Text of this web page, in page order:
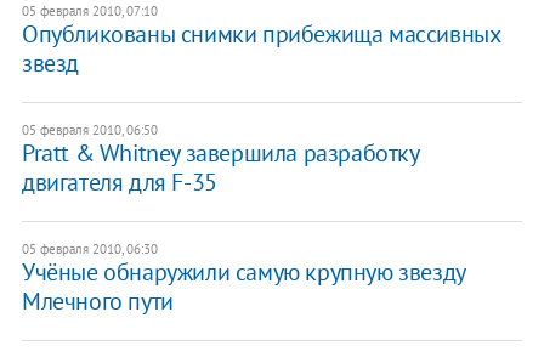
05 февраля 2010, 07:10
Опубликованы снимки прибежища массивных
звезд
05 февраля 2010, 06:50
Pratt & Whitney завершила разработку
двигателя для F-35
05 февраля 2010, 06:30
Учёные обнаружили самую крупную звезду
Млечного пути